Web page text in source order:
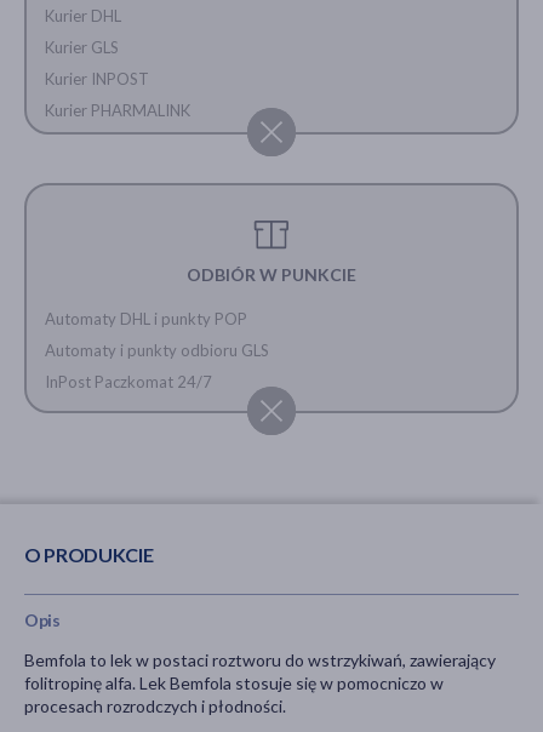
Kurier DHL
Kurier GLS
Kurier INPOST
Kurier PHARMALINK
ODBIÓR W PUNKCIE
Automaty DHL i punkty POP
Automaty i punkty odbioru GLS
InPost Paczkomat 24/7
O PRODUKCIE
Opis
Bemfola to lek w postaci roztworu do wstrzykiwań, zawierający
folitropinę alfa. Lek Bemfola stosuje się w pomocniczo w
procesach rozrodczych i płodności.